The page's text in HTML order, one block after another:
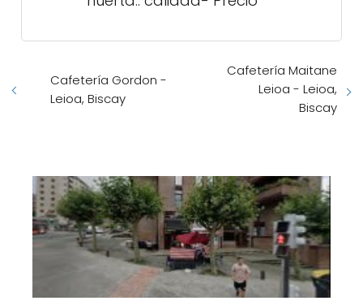
Cafetería Gordon -
Leioa, Biscay
Cafetería Maitane
Leioa - Leioa,
Biscay